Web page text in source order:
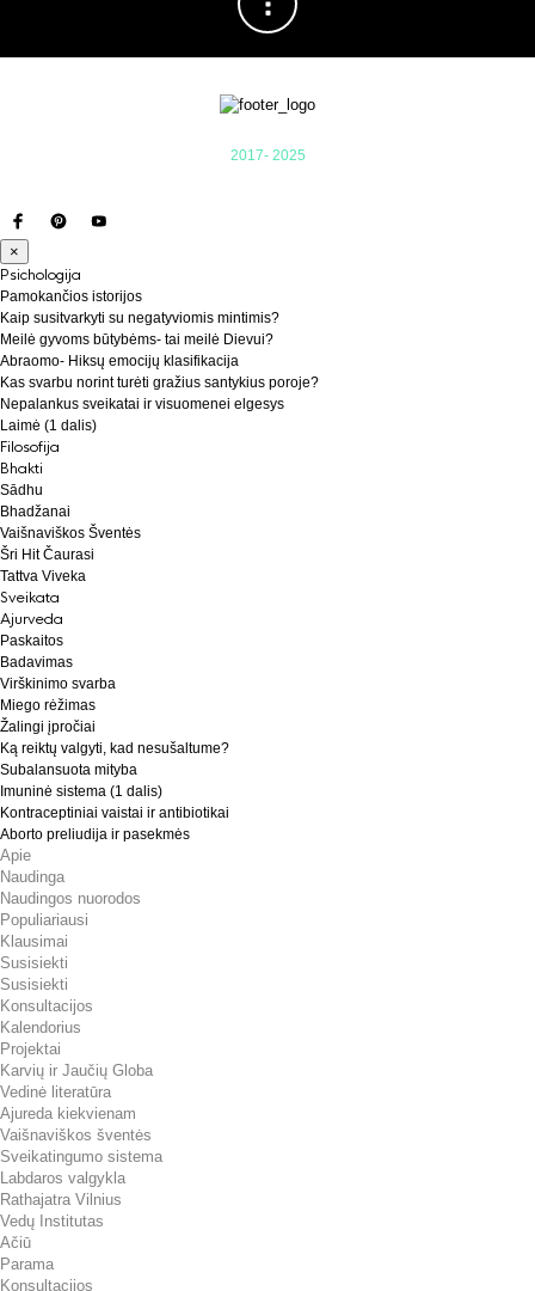
2017- 2025
×
Psichologija
Pamokančios istorijos
Kaip susitvarkyti su negatyviomis mintimis?
Meilė gyvoms būtybėms- tai meilė Dievui?
Abraomo- Hiksų emocijų klasifikacija
Kas svarbu norint turėti gražius santykius poroje?
Nepalankus sveikatai ir visuomenei elgesys
Laimė (1 dalis)
Filosofija
Bhakti
Sādhu
Bhadžanai
Vaišnaviškos Šventės
Šri Hit Čaurasi
Tattva Viveka
Sveikata
Ajurveda
Paskaitos
Badavimas
Virškinimo svarba
Miego rėžimas
Žalingi įpročiai
Ką reiktų valgyti, kad nesušaltume?
Subalansuota mityba
Imuninė sistema (1 dalis)
Kontraceptiniai vaistai ir antibiotikai
Aborto preliudija ir pasekmės
Apie
Naudinga
Naudingos nuorodos
Populiariausi
Klausimai
Susisiekti
Susisiekti
Konsultacijos
Kalendorius
Projektai
Karvių ir Jaučių Globa
Vedinė literatūra
Ajureda kiekvienam
Vaišnaviškos šventės
Sveikatingumo sistema
Labdaros valgykla
Rathajatra Vilnius
Vedų Institutas
Ačiū
Parama
Konsultacijos